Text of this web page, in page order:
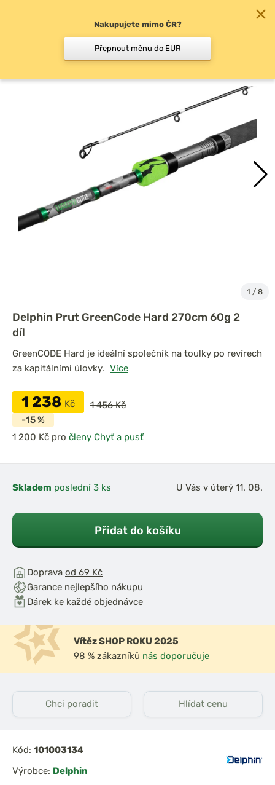
Klasické přívlačové pruty
1 / 8
Delphin Prut GreenCode Hard 270cm 60g 2
díl
GreenCODE Hard je ideální společník na toulky po revírech
za kapitálními úlovky. Více
1 238 Kč
1 456 Kč
-15 %
pro členy Chyť a pusť
Skladem poslední 3 ks U Vás v úterý 11. 08.
Přidat do košíku
Doprava od 69 Kč
Garance nejlepšího nákupu
Dárek ke každé objednávce
Vítěz SHOP ROKU 2025
98 % zákazníků nás doporučuje
Chci poradit Hlídat cenu
Kód: 101003134
Výrobce: Delphin
Nakupujete mimo ČR?
Přepnout měnu do EUR